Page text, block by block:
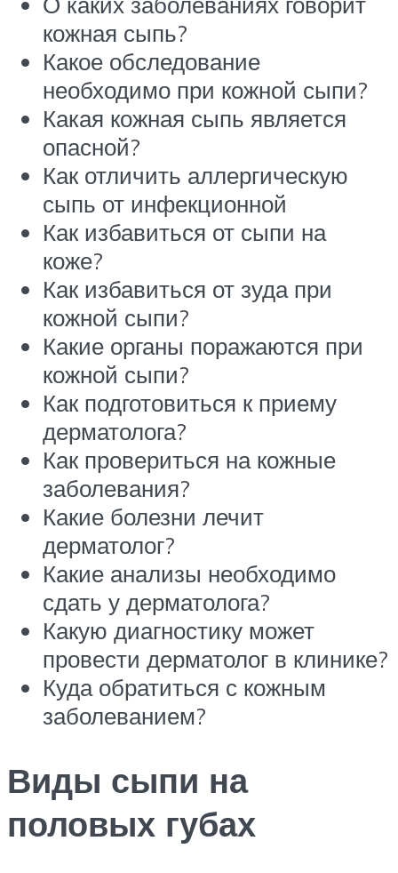
кожная сыпь?
Какое обследование
необходимо при кожной сыпи?
Какая кожная сыпь является
опасной?
Как отличить аллергическую
сыпь от инфекционной
Как избавиться от сыпи на
коже?
Как избавиться от зуда при
кожной сыпи?
Какие органы поражаются при
кожной сыпи?
Как подготовиться к приему
дерматолога?
Как провериться на кожные
заболевания?
Какие болезни лечит
дерматолог?
Какие анализы необходимо
сдать у дерматолога?
Какую диагностику может
провести дерматолог в клинике?
Куда обратиться с кожным
заболеванием?
Виды сыпи на
половых губах